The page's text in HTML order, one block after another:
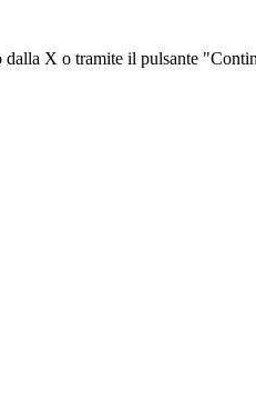
X o tramite il pulsante